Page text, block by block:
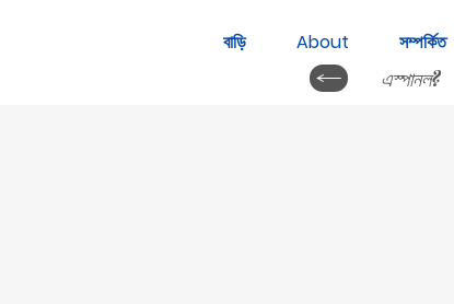
বাড়ি About সম্পর্কিত
এস্পানল?